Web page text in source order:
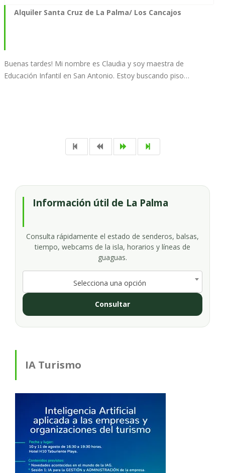
Alquiler Santa Cruz de La Palma/ Los Cancajos
Buenas tardes! Mi nombre es Claudia y soy maestra de
Educación Infantil en San Antonio. Estoy buscando piso…
Información útil de La Palma
Consulta rápidamente el estado de senderos, balsas,
tiempo, webcams de la isla, horarios y líneas de
guaguas.
Selecciona una opción
Consultar
IA Turismo